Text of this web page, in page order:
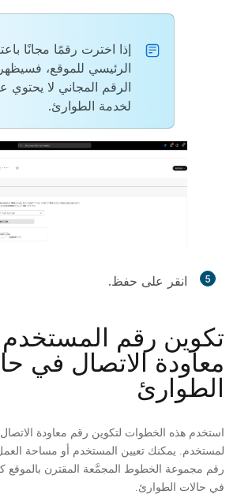
إذا اخترت رقمًا مجانًا
الرئيسي للموقع،
الرقم المجاني لا يحتوي
لخدمة الطوارئ.
5 انقر على حفظ.
تكوين رقم
معاودة الاتصال في
الطوارئ
استخدم هذه الخطوات لتكوين رقم معاودة
لمستخدم. يمكنك تعيين المستخدم أو مساحة
رقم مجموعة الخطوط المجمَّعة المقترن بالموقع
في حالات الطوارئ.